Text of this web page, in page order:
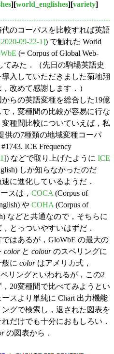
][world_englishes][variety]
のコーパスを比較すれば英語
09-22-1]) で触れた World
(= Corpus of Global Web-
てみた．（先日の駒場英語史
入していただきました菊地翔
改めて感謝します．）
らの英語変種を総合した19億
，変種間の比較が容易に行な
種間比較についていえば，私
供の7種類の地域変種コーパ
ICE Frequency
) などで取り上げたように ICE
しか知らなかったのだ
に進化しているようだ．
スは， COCA (Corpus of
や COHA (Corpus of
などと共通なので，そちらに
とっついやすいはずだ．
はあるが，GloWbE の最大の
colorと colourのスペリングに
に colorはアメリカ式，
リングといわれるが，この2
20変種間で比べてみようとい
スより単純に Chart 出力機能
グで検索し，返された図表を
だけでも十分におもしろい．
の図表から．